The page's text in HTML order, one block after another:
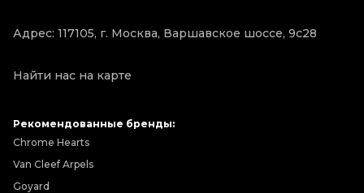
Адрес: 117105, г. Москва, Варшавское шоссе, 9с28
Найти нас на карте
Рекомендованные бренды:
Chrome Hearts
Van Cleef Arpels
Goyard